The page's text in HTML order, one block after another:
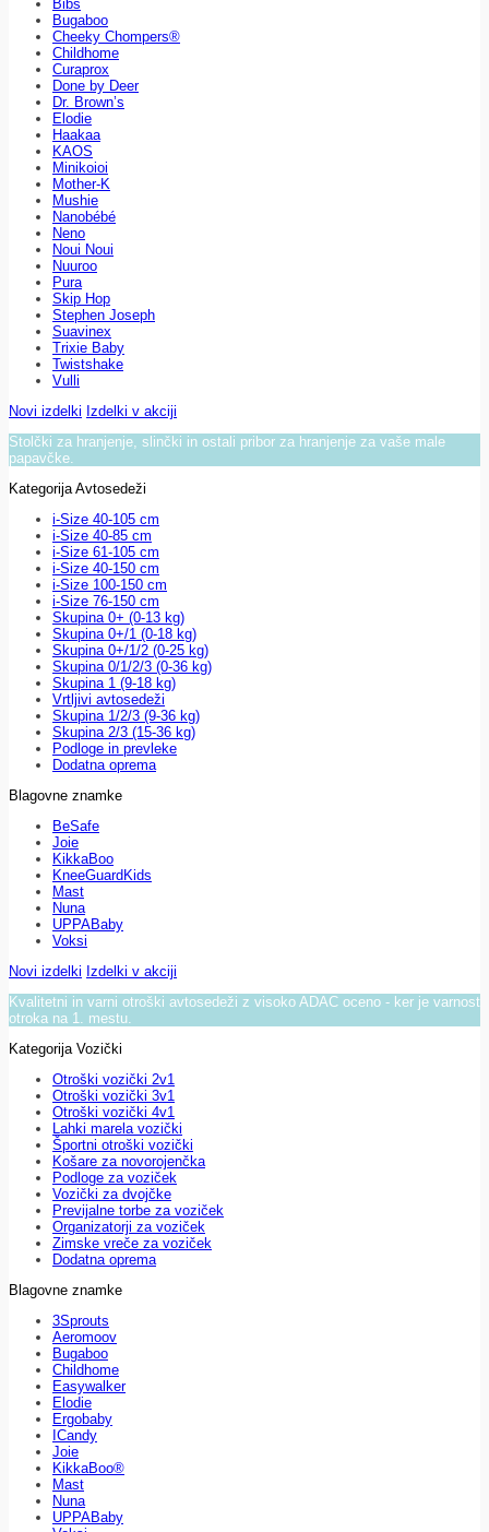
Bibs
Bugaboo
Cheeky Chompers®
Childhome
Curaprox
Done by Deer
Dr. Brown’s
Elodie
Haakaa
KAOS
Minikoioi
Mother-K
Mushie
Nanobébé
Neno
Noui Noui
Nuuroo
Pura
Skip Hop
Stephen Joseph
Suavinex
Trixie Baby
Twistshake
Vulli
Novi izdelki Izdelki v akciji
Stolčki za hranjenje, slinčki in ostali pribor za hranjenje za vaše male
papavčke.
Kategorija Avtosedeži
i-Size 40-105 cm
i-Size 40-85 cm
i-Size 61-105 cm
i-Size 40-150 cm
i-Size 100-150 cm
i-Size 76-150 cm
Skupina 0+ (0-13 kg)
Skupina 0+/1 (0-18 kg)
Skupina 0+/1/2 (0-25 kg)
Skupina 0/1/2/3 (0-36 kg)
Skupina 1 (9-18 kg)
Vrtljivi avtosedeži
Skupina 1/2/3 (9-36 kg)
Skupina 2/3 (15-36 kg)
Podloge in prevleke
Dodatna oprema
Blagovne znamke
BeSafe
Joie
KikkaBoo
KneeGuardKids
Mast
Nuna
UPPABaby
Voksi
Novi izdelki Izdelki v akciji
Kvalitetni in varni otroški avtosedeži z visoko ADAC oceno - ker je varnost
otroka na 1. mestu.
Kategorija Vozički
Otroški vozički 2v1
Otroški vozički 3v1
Otroški vozički 4v1
Lahki marela vozički
Športni otroški vozički
Košare za novorojenčka
Podloge za voziček
Vozički za dvojčke
Previjalne torbe za voziček
Organizatorji za voziček
Zimske vreče za voziček
Dodatna oprema
Blagovne znamke
3Sprouts
Aeromoov
Bugaboo
Childhome
Easywalker
Elodie
Ergobaby
ICandy
Joie
KikkaBoo®
Mast
Nuna
UPPABaby